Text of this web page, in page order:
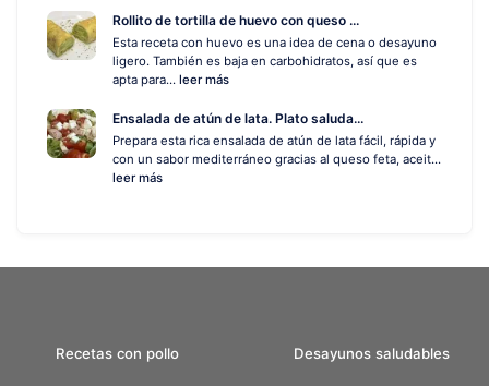
Rollito de tortilla de huevo con queso ...
Esta receta con huevo es una idea de cena o desayuno
ligero. También es baja en carbohidratos, así que es
apta para... leer más
Ensalada de atún de lata. Plato saluda...
Prepara esta rica ensalada de atún de lata fácil, rápida y
con un sabor mediterráneo gracias al queso feta, aceit...
leer más
Recetas con pollo Desayunos saludables